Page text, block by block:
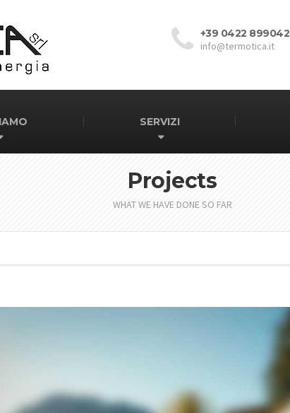
+39 0422 899042
info@termotica.it
SERVIZI
Projects
WHAT WE HAVE DONE SO FAR